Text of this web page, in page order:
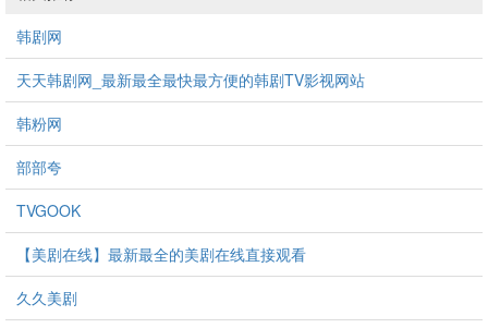
韩剧网
天天韩剧网_最新最全最快最方便的韩剧TV影视网站
韩粉网
部部夸
TVGOOK
【美剧在线】最新最全的美剧在线直接观看
久久美剧